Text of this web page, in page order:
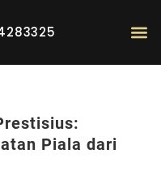
Piala dari